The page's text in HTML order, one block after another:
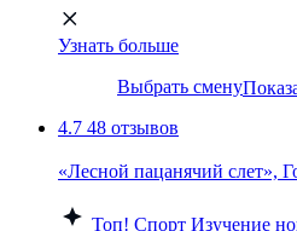
Узнать больше
Выбрать смену
4.7 48 отзывов
«Лесной пацанячий слет»,
Топ! Спорт Изучение